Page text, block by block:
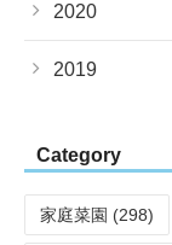
2020
2019
Category
家庭菜園 (298)